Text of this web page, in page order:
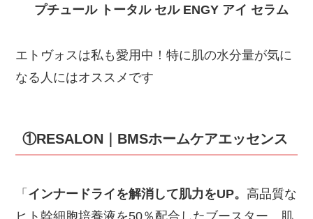
プチュール トータル セル ENGY アイ セラム
エトヴォスは私も愛用中！特に肌の水分量が気に
なる人にはオススメです
①RESALON｜BMSホームケアエッセンス
「 インナードライを解消して肌力をUP。 高品質な